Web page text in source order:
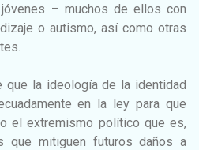
– muchos de ellos con
o autismo, así como otras
que la ideología de la identidad
en la ley para que
el extremismo político que es,
que mitiguen futuros daños a